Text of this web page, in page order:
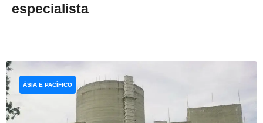
especialista
ÁSIA E PACÍFICO